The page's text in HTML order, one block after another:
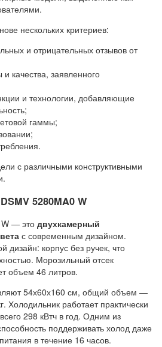
нескольких критериев:
и отрицательных отзывов от
качества, заявленного
и технологии, добавляющие
гаммы;
с различными конструктивными
5280MA0 W
— это двухкамерный
с современным дизайном.
дизайн: корпус без ручек, что
Морозильный отсек
объем 46 литров.
54х60х160 см, общий объем —
Холодильник работает практически
298 кВтч в год. Одним из
поддерживать холод даже
в течение 16 часов.